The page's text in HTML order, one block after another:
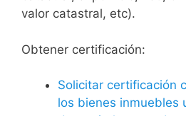
valor catastral, etc).
Obtener certificación:
Solicitar certificación
los bienes inmuebles